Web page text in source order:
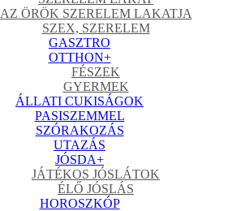
AZ ÖRÖK SZERELEM LAKATJA
SZEX, SZERELEM
GASZTRO
OTTHON+
FÉSZEK
GYERMEK
ÁLLATI CUKISÁGOK
PASISZEMMEL
SZÓRAKOZÁS
UTAZÁS
JÓSDA+
JÁTÉKOS JÓSLÁTOK
ÉLŐ JÓSLÁS
HOROSZKÓP